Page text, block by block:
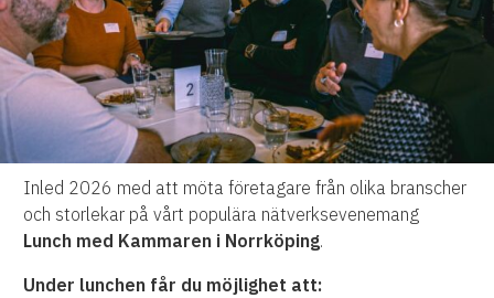
Inled 2026 med att möta företagare från olika branscher
och storlekar på vårt populära nätverksevenemang
Lunch med Kammaren i Norrköping.
Under lunchen får du möjlighet att: